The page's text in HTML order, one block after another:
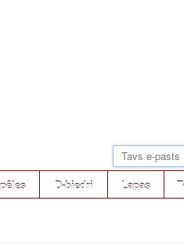
D-biedri Lapas